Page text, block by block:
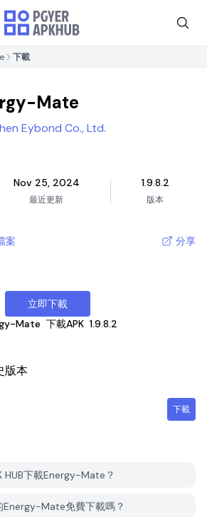
下載
Mate
Eybond Co., Ltd.
Nov 25, 2024
最近更新
1.9.8.2
版本
案 分享
立即下載
Mate 下載APK 1.9.8.2
版本
下載
HUB下載Energy-Mate？
Energy-Mate免費下載嗎？